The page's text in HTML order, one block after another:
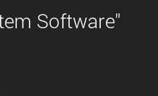
Software"